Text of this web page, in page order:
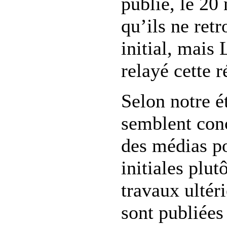
qu’ils ne
initial, mais
relayé cette
Selon notre
semblent
des médias
initiales
travaux
sont